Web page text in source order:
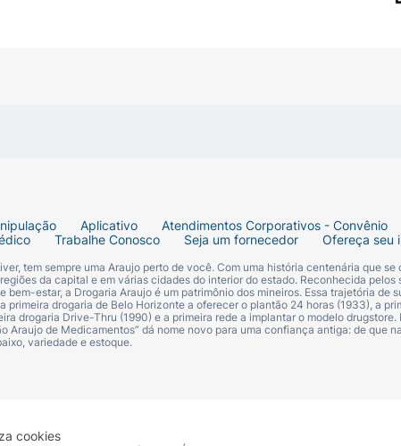
cookies
Aplicativo Atendimentos Corporativos - Convênio
Trabalhe Conosco Seja um fornecedor Ofereça seu
tem sempre uma Araujo perto de você. Com uma história centenária que
da capital e em várias cidades do interior do estado. Reconhecida
bem-estar, a Drogaria Araujo é um patrimônio dos mineiros. Essa trajetória de
primeira drogaria de Belo Horizonte a oferecer o plantão 24 horas (1933), a
drogaria Drive-Thru (1990) e a primeira rede a implantar o modelo
Araujo de Medicamentos” dá nome novo para uma confiança antiga: de que
variedade e estoque.